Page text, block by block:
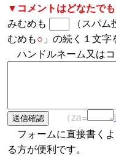
▼コメントはどなたでも
みむめも
（スパ
むめも○ 」の続く１文字
ハンドルネーム又はコ
（za=
フォームに直接書く
る方が便利です。